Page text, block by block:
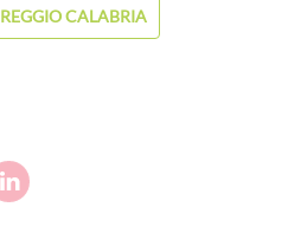
REGGIO CALABRIA